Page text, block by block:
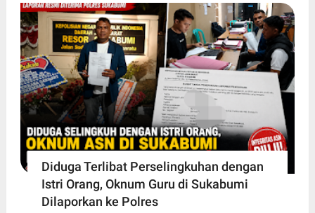
Diduga Terlibat Perselingkuhan dengan
Istri Orang, Oknum Guru di Sukabumi
Dilaporkan ke Polres